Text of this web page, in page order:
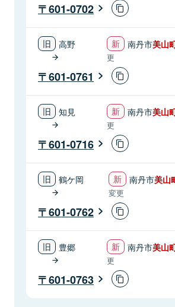
601-0702
高野 南丹市美山
更
601-0761
知見 南丹市美山
更
601-0716
鶴ケ岡 南丹市美山
変更
601-0762
豊郷 南丹市美山
更
601-0763